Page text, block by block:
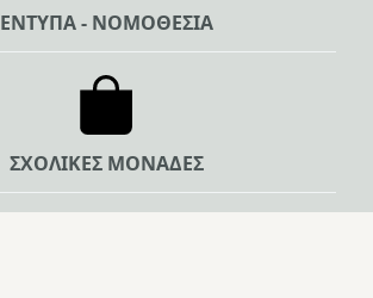
ΕΝΤΥΠΑ - ΝΟΜΟΘΕΣΙΑ
ΣΧΟΛΙΚΕΣ ΜΟΝΑΔΕΣ